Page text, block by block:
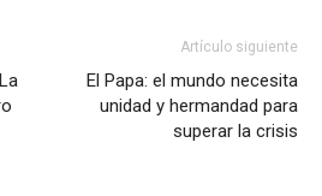
Artículo siguiente
El Papa: el mundo necesita
unidad y hermandad para
superar la crisis